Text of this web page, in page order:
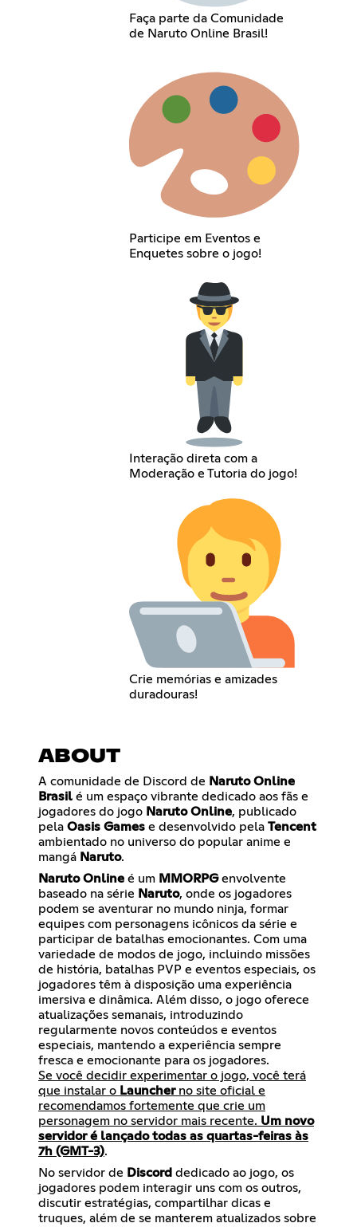
Faça parte da Comunidade
de Naruto Online Brasil!
Participe em Eventos e
Enquetes sobre o jogo!
Interação direta com a
Moderação e Tutoria do jogo!
Crie memórias e amizades
duradouras!
ABOUT
A comunidade de Discord de Naruto Online
Brasil é um espaço vibrante dedicado aos fãs e
jogadores do jogo Naruto Online, publicado
pela Oasis Games e desenvolvido pela Tencent
ambientado no universo do popular anime e
mangá Naruto.
Naruto Online é um MMORPGenvolvente
baseado na série Naruto, onde os jogadores
podem se aventurar no mundo ninja, formar
equipes com personagens icônicos da série e
participar de batalhas emocionantes. Com uma
variedade de modos de jogo, incluindo missões
de história, batalhas PVP e eventos especiais, os
jogadores têm à disposição uma experiência
imersiva e dinâmica. Além disso, o jogo oferece
atualizações semanais, introduzindo
regularmente novos conteúdos e eventos
especiais, mantendo a experiência sempre
Se você decidir experimentar o jogo, você terá
que instalar o Launcherno site oficial e
recomendamos fortemente que crie um
personagem no servidor mais recente. Um novo
servidor é lançado todas as quartas-feiras às
7h (GMT-3).
No servidor de Discord dedicado ao jogo, os
jogadores podem interagir uns com os outros,
discutir estratégias, compartilhar dicas e
truques, além de se manterem atualizados sobre